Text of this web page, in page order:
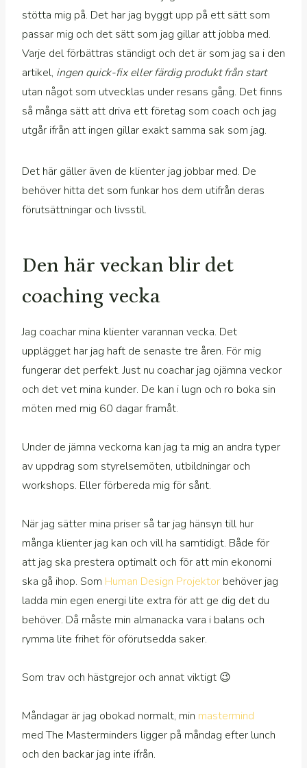
stötta mig på. Det har jag byggt upp på ett sätt som
passar mig och det sätt som jag gillar att jobba med.
Varje del förbättras ständigt och det är som jag sa i den
artikel, ingen quick-fix eller färdig produkt från start
utan något som utvecklas under resans gång. Det finns
så många sätt att driva ett företag som coach och jag
utgår ifrån att ingen gillar exakt samma sak som jag.
Det här gäller även de klienter jag jobbar med. De
behöver hitta det som funkar hos dem utifrån deras
förutsättningar och livsstil.
Den här veckan blir det
coaching vecka
Jag coachar mina klienter varannan vecka. Det
upplägget har jag haft de senaste tre åren. För mig
fungerar det perfekt. Just nu coachar jag ojämna veckor
och det vet mina kunder. De kan i lugn och ro boka sin
möten med mig 60 dagar framåt. ⁠
Under de jämna veckorna kan jag ta mig an andra typer
av uppdrag som styrelsemöten, utbildningar och
workshops. Eller förbereda mig för sånt. ⁠
När jag sätter mina priser så tar jag hänsyn till hur
många klienter jag kan och vill ha samtidigt. Både för
att jag ska prestera optimalt och för att min ekonomi
ska gå ihop. Som Human Design Projektor behöver jag
ladda min egen energi lite extra för att ge dig det du
behöver. Då måste min almanacka vara i balans och
rymma lite frihet för oförutsedda saker. ⁠
Som trav och hästgrejor och annat viktigt 😉⁠
Måndagar är jag obokad normalt, min mastermind
med The Masterminders ligger på måndag efter lunch
och den backar jag inte ifrån. ⁠